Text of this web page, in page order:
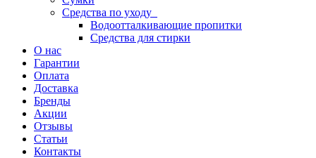
Средства по уходу
Водоотталкивающие пропитки
Средства для стирки
О нас
Гарантии
Оплата
Доставка
Бренды
Акции
Отзывы
Статьи
Контакты